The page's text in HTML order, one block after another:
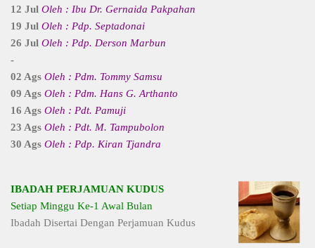
12 Jul Oleh : Ibu Dr. Gernaida Pakpahan
19 Jul Oleh : Pdp. Septadonai
26 Jul Oleh : Pdp. Derson Marbun
-
02 Ags Oleh : Pdm. Tommy Samsu
09 Ags Oleh : Pdm. Hans G. Arthanto
16 Ags Oleh : Pdt. Pamuji
23 Ags Oleh : Pdt. M. Tampubolon
30 Ags Oleh : Pdp. Kiran Tjandra
IBADAH PERJAMUAN KUDUS
Setiap Minggu Ke-1 Awal Bulan
Ibadah Disertai Dengan Perjamuan Kudus